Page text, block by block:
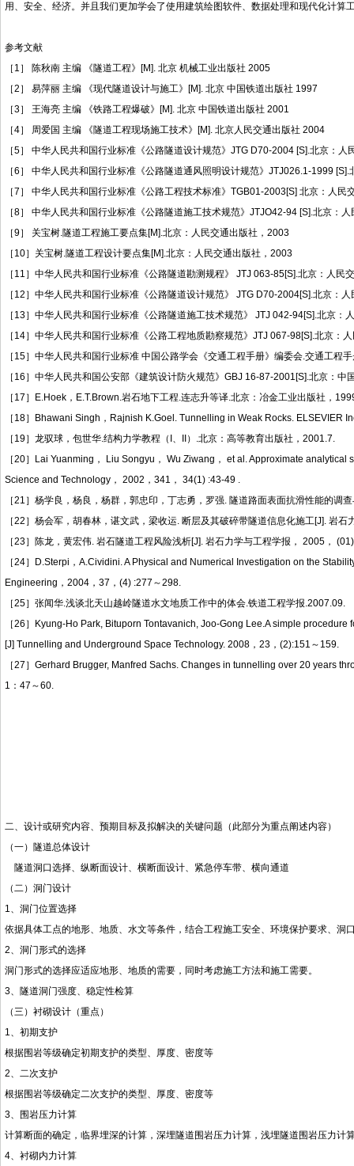
用、安全、经济。并且我们更加学会了使用建筑绘图软件、数据处理和现代化计
参考文献
［1］ 陈秋南 主编 《隧道工程》[M]. 北京 机械工业出版社 2005
［2］ 易萍丽 主编 《现代隧道设计与施工》[M]. 北京 中国铁道出版社 1997
［3］ 王海亮 主编 《铁路工程爆破》[M]. 北京 中国铁道出版社 2001
［4］ 周爱国 主编 《隧道工程现场施工技术》[M]. 北京人民交通出版社 2004
［5］ 中华人民共和国行业标准《公路隧道设计规范》JTG D70-2004 [S].北京：人
［6］ 中华人民共和国行业标准《公路隧道通风照明设计规范》JTJ026.1-1999
［7］ 中华人民共和国行业标准《公路工程技术标准》TGB01-2003[S] 北京：人民
［8］ 中华人民共和国行业标准《公路隧道施工技术规范》JTJO42-94 [S].北京：
［9］ 关宝树.隧道工程施工要点集[M].北京：人民交通出版社，2003
［10］关宝树.隧道工程设计要点集[M].北京：人民交通出版社，2003
［11］中华人民共和国行业标准《公路隧道勘测规程》 JTJ 063-85[S].北京：人民
［12］中华人民共和国行业标准《公路隧道设计规范》 JTG D70-2004[S].北京：
［13］中华人民共和国行业标准《公路隧道施工技术规范》 JTJ 042-94[S].北京：
［14］中华人民共和国行业标准《公路工程地质勘察规范》JTJ 067-98[S].北京：
［15］中华人民共和国行业标准 中国公路学会《交通工程手册》编委会.交通工程
［16］中华人民共和国公安部《建筑设计防火规范》GBJ 16-87-2001[S].北京：中
［17］E.Hoek，E.T.Brown.岩石地下工程.连志升等译.北京：冶金工业出版社，
［18］Bhawani Singh，Rajnish K.Goel. Tunnelling in Weak Rocks. ELSEVIER
［19］龙驭球，包世华.结构力学教程（I、II）.北京：高等教育出版社，2001.7.
［20］Lai Yuanming， Liu Songyu， Wu Ziwang， et al. Approximate
Science and Technology， 2002，341， 34(1) :43-49 .
［21］杨学良，杨良，杨群，郭忠印，丁志勇，罗强. 隧道路面表面抗滑性能的调
［22］杨会军，胡春林，谌文武，梁收运. 断层及其破碎带隧道信息化施工[J]. 岩
［23］陈龙，黄宏伟. 岩石隧道工程风险浅析[J]. 岩石力学与工程学报， 2005，
［24］D.Sterpi，A.Cividini. A Physical and Numerical Investigation on the
Engineering，2004，37，(4) :277～298.
［25］张闻华.浅谈北天山越岭隧道水文地质工作中的体会.铁道工程学报.2007.09.
［26］Kyung-Ho Park, Bituporn Tontavanich, Joo-Gong Lee.A simple
[J] Tunnelling and Underground Space Technology. 2008，23，(2):151～159.
［27］Gerhard Brugger, Manfred Sachs. Changes in tunnelling over 20 years
1：47～60.
二、设计或研究内容、预期目标及拟解决的关键问题（此部分为重点阐述内容）
（一）隧道总体设计
隧道洞口选择、纵断面设计、横断面设计、紧急停车带、横向通道
（二）洞门设计
1、洞门位置选择
依据具体工点的地形、地质、水文等条件，结合工程施工安全、环境保护要求、
2、洞门形式的选择
洞门形式的选择应适应地形、地质的需要，同时考虑施工方法和施工需要。
3、隧道洞门强度、稳定性检算
（三）衬砌设计（重点）
1、初期支护
根据围岩等级确定初期支护的类型、厚度、密度等
2、二次支护
根据围岩等级确定二次支护的类型、厚度、密度等
3、围岩压力计算
计算断面的确定，临界埋深的计算，深埋隧道围岩压力计算，浅埋隧道围岩压力计
4、衬砌内力计算